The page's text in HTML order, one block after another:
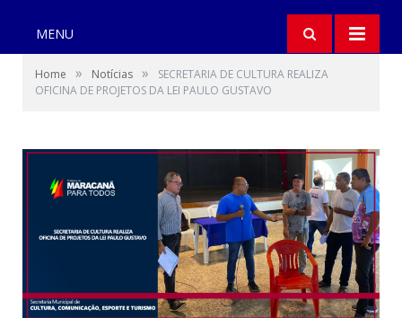
MENU
Home » Notícias »
SECRETARIA DE CULTURA REALIZA
OFICINA DE PROJETOS DA LEI PAULO GUSTAVO